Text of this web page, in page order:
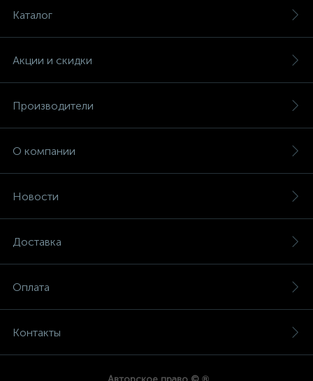
Каталог
Акции и скидки
Производители
О компании
Новости
Доставка
Оплата
Контакты
®